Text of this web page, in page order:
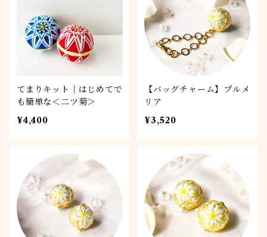
てまりキット｜はじめてで
も簡単な＜二ツ菊＞
¥4,400
【バッグチャーム】プルメ
リア
¥3,520